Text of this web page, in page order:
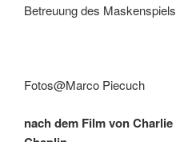
Betreuung des
Fotos@Marco Piecuch
nach dem Film von Charlie